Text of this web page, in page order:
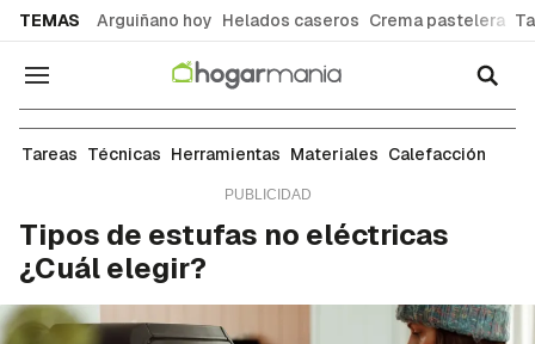
TEMAS Arguiñano hoy Helados caseros Crema pastelera
Navegación
Calefacción en el hogar: tipos, soluciones y
Tareas Técnicas Herramientas Materiales Calefacción
Tipos de estufas no eléctricas
¿Cuál elegir?